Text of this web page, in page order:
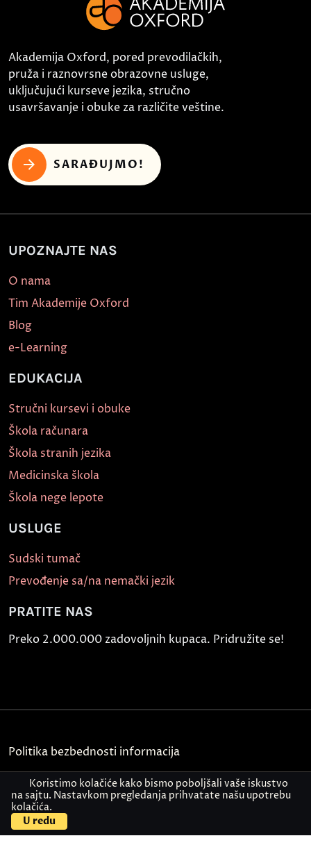
Akademija Oxford, pored prevodilačkih,
pruža i raznovrsne obrazovne usluge,
uključujući kurseve jezika, stručno
usavršavanje i obuke za različite veštine.
SARAĐUJMO!
UPOZNAJTE NAS
O nama
Tim Akademije Oxford
Blog
e-Learning
EDUKACIJA
Stručni kursevi i obuke
Škola računara
Škola stranih jezika
Medicinska škola
Škola nege lepote
USLUGE
Sudski tumač
Prevođenje sa/na nemački jezik
PRATITE NAS
Preko 2.000.000 zadovoljnih kupaca. Pridružite se!
Politika bezbednosti informacija
Kontakt
© Akademija Oxford 2026.
Koristimo kolačiće kako bismo poboljšali vaše iskustvo
na sajtu. Nastavkom pregledanja prihvatate našu upotrebu
kolačića.
U redu